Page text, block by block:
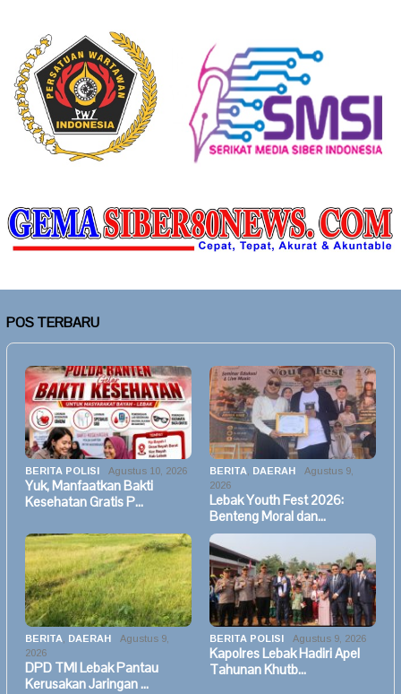
POS TERBARU
BERITA POLISI Agustus 10, 2026
Yuk, Manfaatkan Bakti
Kesehatan Gratis P…
BERITA DAERAH
Agustus 9,
2026
Lebak Youth Fest 2026:
Benteng Moral dan…
BERITA DAERAH
Agustus 9,
2026
DPD TMI Lebak Pantau
Kerusakan Jaringan …
BERITA POLISI Agustus 9, 2026
Kapolres Lebak Hadiri Apel
Tahunan Khutb…